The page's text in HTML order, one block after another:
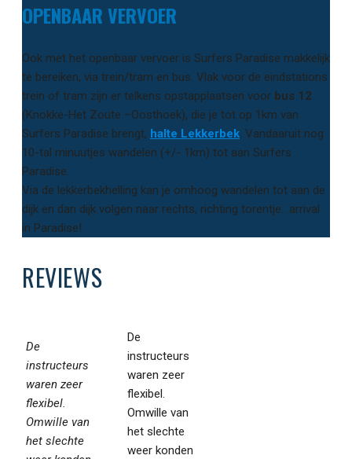
OPENBAAR VERVOER
Ook met het openbaar vervoer is Surfers Paradise makkelijk
te bereiken, via trein/tram en bus. Vlak voor de eindstations
trein of tram zijn er telkens opstapplaatsen voor bus 12
(Knokke-Het Zoute –Oosthoek), die je tot op 1km van
Surfers Paradise brengt, halte Lekkerbek. Vandaaruit nog
10-tal minuutjes wandelen (+/- 1km) tot aan Surfers
Paradise.
Via de lekkerbekhelling kan je omhoog wandelen tot aan de
dijk en dan dijk volgen naar rechts, richting torentje.. arrival
in Paradise!
REVIEWS
De
instructeurs
waren zeer
flexibel.
Omwille van
het slechte
De
instructeurs
waren zeer
flexibel.
Omwille van
het slechte
weer konden